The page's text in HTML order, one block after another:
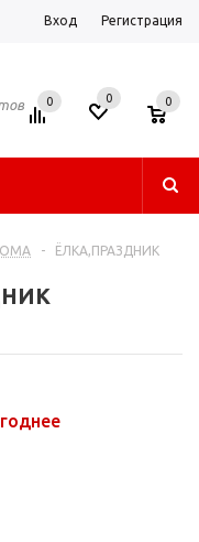
Вход Регистрация
0 0 0
- ЁЛКА,ПРАЗДНИК